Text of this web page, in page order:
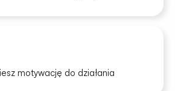
motywację do działania